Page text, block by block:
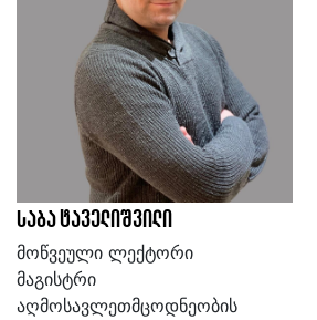
საბა ტაველიშვილი
მოწვეული ლექტორი
მაგისტრი
აღმოსავლეთმცოდნეობის